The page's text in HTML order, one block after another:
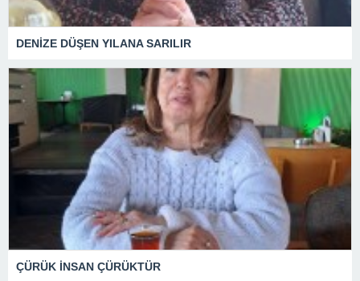
DENİZE DÜŞEN YILANA SARILIR
ÇÜRÜK İNSAN ÇÜRÜKTÜR